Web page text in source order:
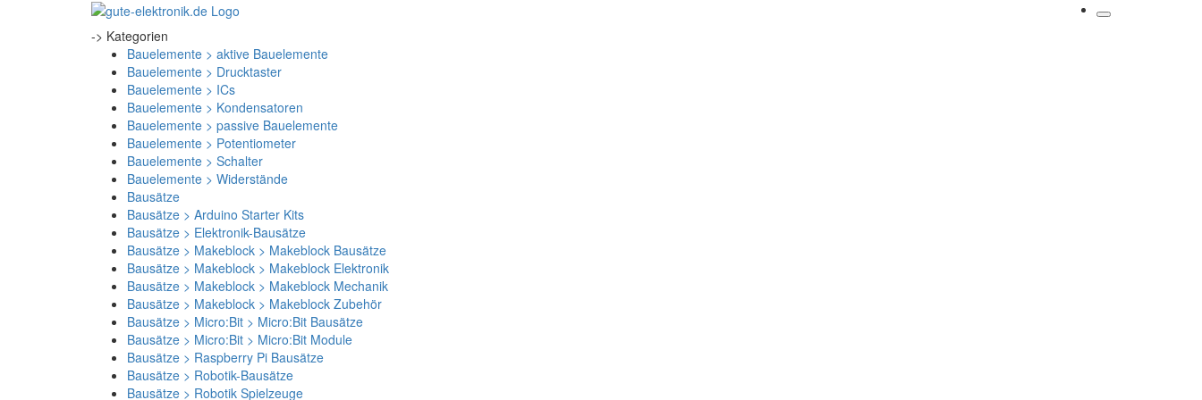
-> Kategorien
Bauelemente > aktive Bauelemente
Bauelemente > Drucktaster
Bauelemente > ICs
Bauelemente > Kondensatoren
Bauelemente > passive Bauelemente
Bauelemente > Potentiometer
Bauelemente > Schalter
Bauelemente > Widerstände
Bausätze
Bausätze > Arduino Starter Kits
Bausätze > Elektronik-Bausätze
Bausätze > Makeblock > Makeblock Bausätze
Bausätze > Makeblock > Makeblock Elektronik
Bausätze > Makeblock > Makeblock Mechanik
Bausätze > Makeblock > Makeblock Zubehör
Bausätze > Micro:Bit > Micro:Bit Bausätze
Bausätze > Micro:Bit > Micro:Bit Module
Bausätze > Raspberry Pi Bausätze
Bausätze > Robotik-Bausätze
Bausätze > Robotik Spielzeuge